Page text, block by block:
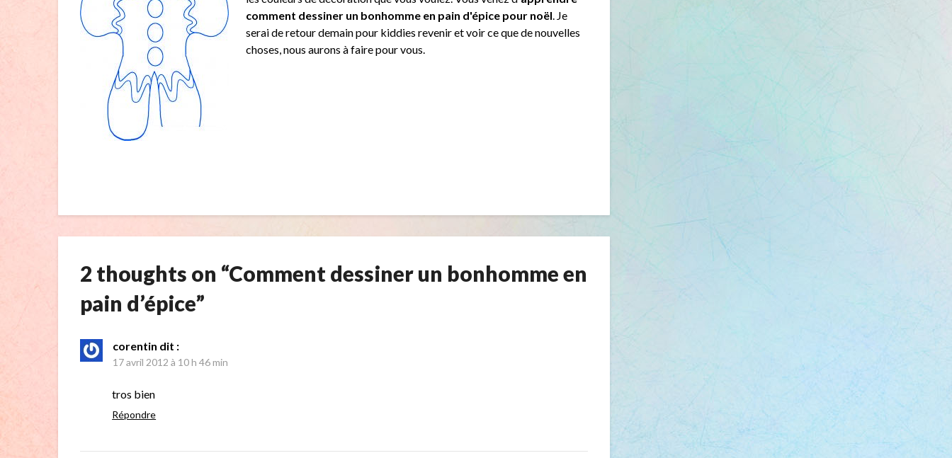
comment dessiner un bonhomme en pain d'épice pour noël. Je
serai de retour demain pour kiddies revenir et voir ce que de nouvelles
choses, nous aurons à faire pour vous.
2 thoughts on “Comment dessiner un bonhomme en
pain d’épice”
corentin dit :
17 avril 2012 à 10 h 46 min
tros bien
Répondre